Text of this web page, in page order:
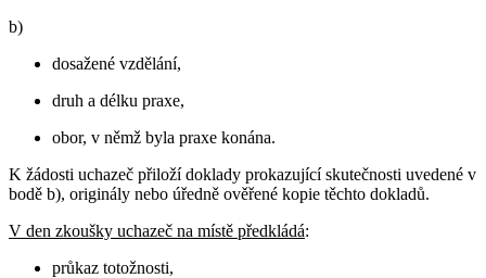
b)
dosažené vzdělání,
druh a délku praxe,
obor, v němž byla praxe konána.
K žádosti uchazeč přiloží doklady prokazující skutečnosti uvedené v
bodě b), originály nebo úředně ověřené kopie těchto dokladů.
V den zkoušky uchazeč na místě předkládá:
průkaz totožnosti,